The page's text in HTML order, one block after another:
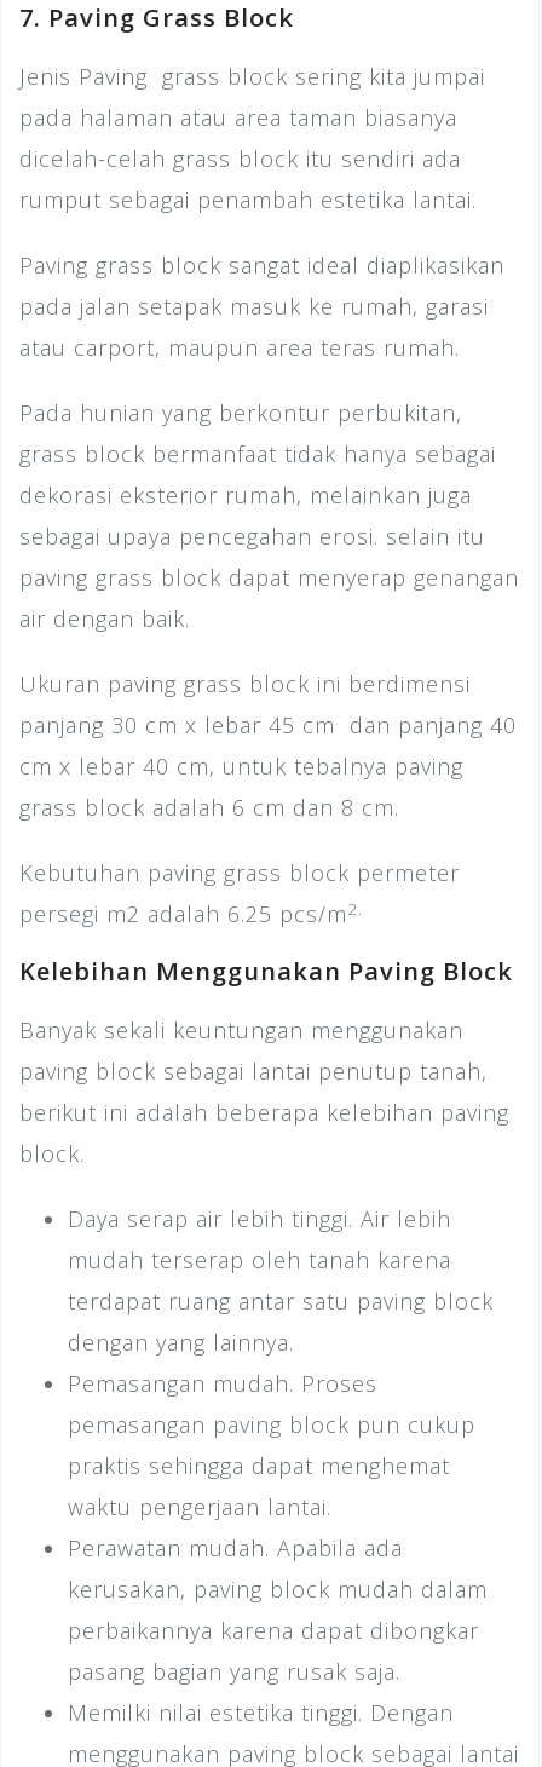
7. Paving Grass Block
Jenis Paving grass block sering kita jumpai
pada halaman atau area taman biasanya
dicelah-celah grass block itu sendiri ada
rumput sebagai penambah estetika lantai.
Paving grass block sangat ideal diaplikasikan
pada jalan setapak masuk ke rumah, garasi
atau carport, maupun area teras rumah.
Pada hunian yang berkontur perbukitan,
grass block bermanfaat tidak hanya sebagai
dekorasi eksterior rumah, melainkan juga
sebagai upaya pencegahan erosi. selain itu
paving grass block dapat menyerap genangan
air dengan baik.
Ukuran paving grass block ini berdimensi
panjang 30 cm x lebar 45 cm dan panjang 40
cm x lebar 40 cm, untuk tebalnya paving
grass block adalah 6 cm dan 8 cm.
Kebutuhan paving grass block permeter
persegi m2 adalah 6.25 pcs/m2.
Kelebihan Menggunakan Paving Block
Banyak sekali keuntungan menggunakan
paving block sebagai lantai penutup tanah,
berikut ini adalah beberapa kelebihan paving
block.
Daya serap air lebih tinggi. Air lebih
mudah terserap oleh tanah karena
terdapat ruang antar satu paving block
dengan yang lainnya.
Pemasangan mudah. Proses
pemasangan paving block pun cukup
praktis sehingga dapat menghemat
waktu pengerjaan lantai.
Perawatan mudah. Apabila ada
kerusakan, paving block mudah dalam
perbaikannya karena dapat dibongkar
pasang bagian yang rusak saja.
Memilki nilai estetika tinggi. Dengan
menggunakan paving block sebagai lantai